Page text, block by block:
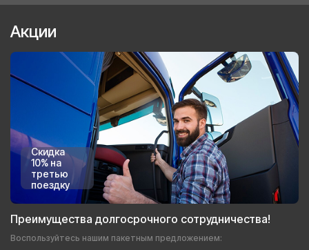
Акции
Скидка
10% на
третью
поездку
Преимущества долгосрочного сотрудничества!
Воспользуйтесь нашим пакетным предложением: